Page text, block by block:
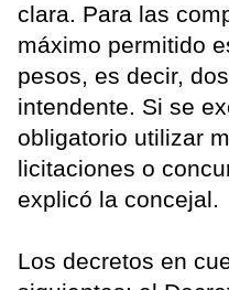
clara. Para las
máximo permitido
pesos, es decir,
intendente. Si se
obligatorio utilizar
licitaciones o
explicó la concejal.
Los decretos en